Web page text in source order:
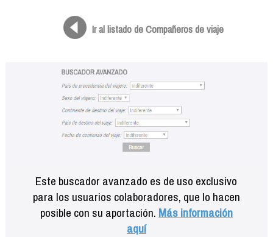
Ir al listado de Compañeros de viaje
Este buscador avanzado es de uso exclusivo
para los usuarios colaboradores, que lo hacen
posible con su aportación. Más información
aquí